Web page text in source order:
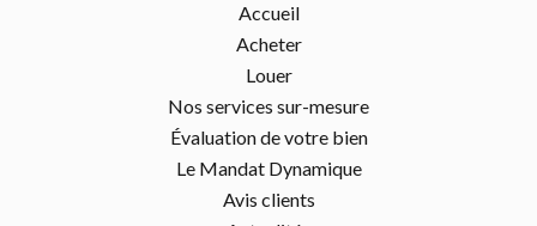
Accueil
Acheter
Louer
Nos services sur-mesure
Évaluation de votre bien
Le Mandat Dynamique
Avis clients